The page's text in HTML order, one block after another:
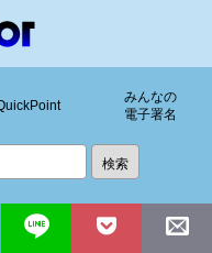
みんなの
電子署名